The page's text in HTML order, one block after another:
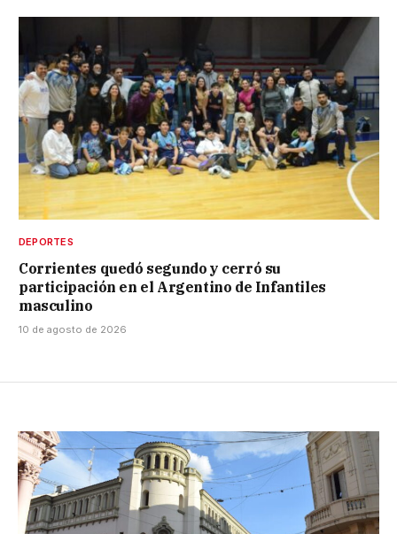
DEPORTES
Corrientes quedó segundo y cerró su
participación en el Argentino de Infantiles
masculino
10 de agosto de 2026